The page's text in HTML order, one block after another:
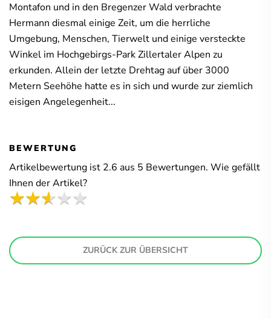
Montafon und in den Bregenzer Wald verbrachte
Hermann diesmal einige Zeit, um die herrliche
Umgebung, Menschen, Tierwelt und einige versteckte
Winkel im Hochgebirgs-Park Zillertaler Alpen zu
erkunden. Allein der letzte Drehtag auf über 3000
Metern Seehöhe hatte es in sich und wurde zur ziemlich
eisigen Angelegenheit...
BEWERTUNG
Artikelbewertung ist 2.6 aus 5 Bewertungen. Wie gefällt
Ihnen der Artikel?
ZURÜCK ZUR ÜBERSICHT